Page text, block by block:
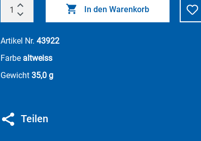
In den Warenkorb
Artikel Nr. 43922
Farbe altweiss
Gewicht 35,0 g
Teilen